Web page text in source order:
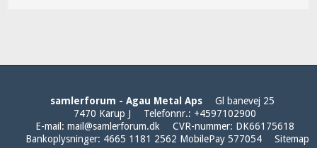
samlerforum - Agau Metal Aps
Gl banevej 25
7470 Karup J
Telefonnr.: +4597102900
E-mail : mail@samlerforum.dk CVR-nummer: DK66175618
Bankoplysninger: 4665 1181 2562 MobilePay 577054 Sitemap